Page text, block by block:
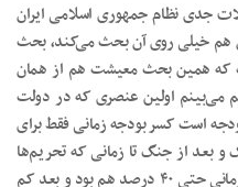
جدی نظام جمهوری اسلامی ایران
هم خیلی روی آن بحث می‌کند، بحث
که همین بحث معیشت هم از همان
می‌بینم اولین عنصری که در دولت
است کسر بودجه زمانی فقط برای
بعد از جنگ تا زمانی که تحریم‌ها
اعمال شد. بودجه عمرانی کشور در یک زمانی حتی ۴۰ درصد هم بود و بعد کم